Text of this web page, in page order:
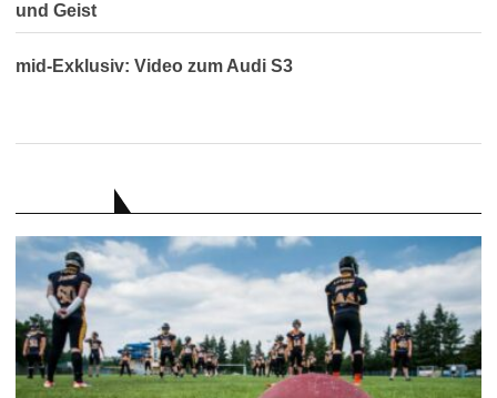
und Geist
mid-Exklusiv: Video zum Audi S3